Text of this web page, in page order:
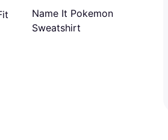
Name It Pokemon
Sweatshirt